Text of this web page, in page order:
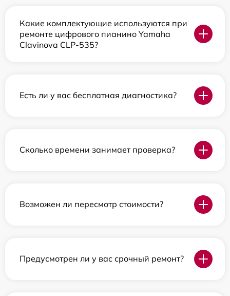
Какие комплектующие используются при
ремонте цифрового пианино Yamaha
Clavinova CLP-535?
Есть ли у вас бесплатная диагностика?
Сколько времени занимает проверка?
Возможен ли пересмотр стоимости?
Предусмотрен ли у вас срочный ремонт?